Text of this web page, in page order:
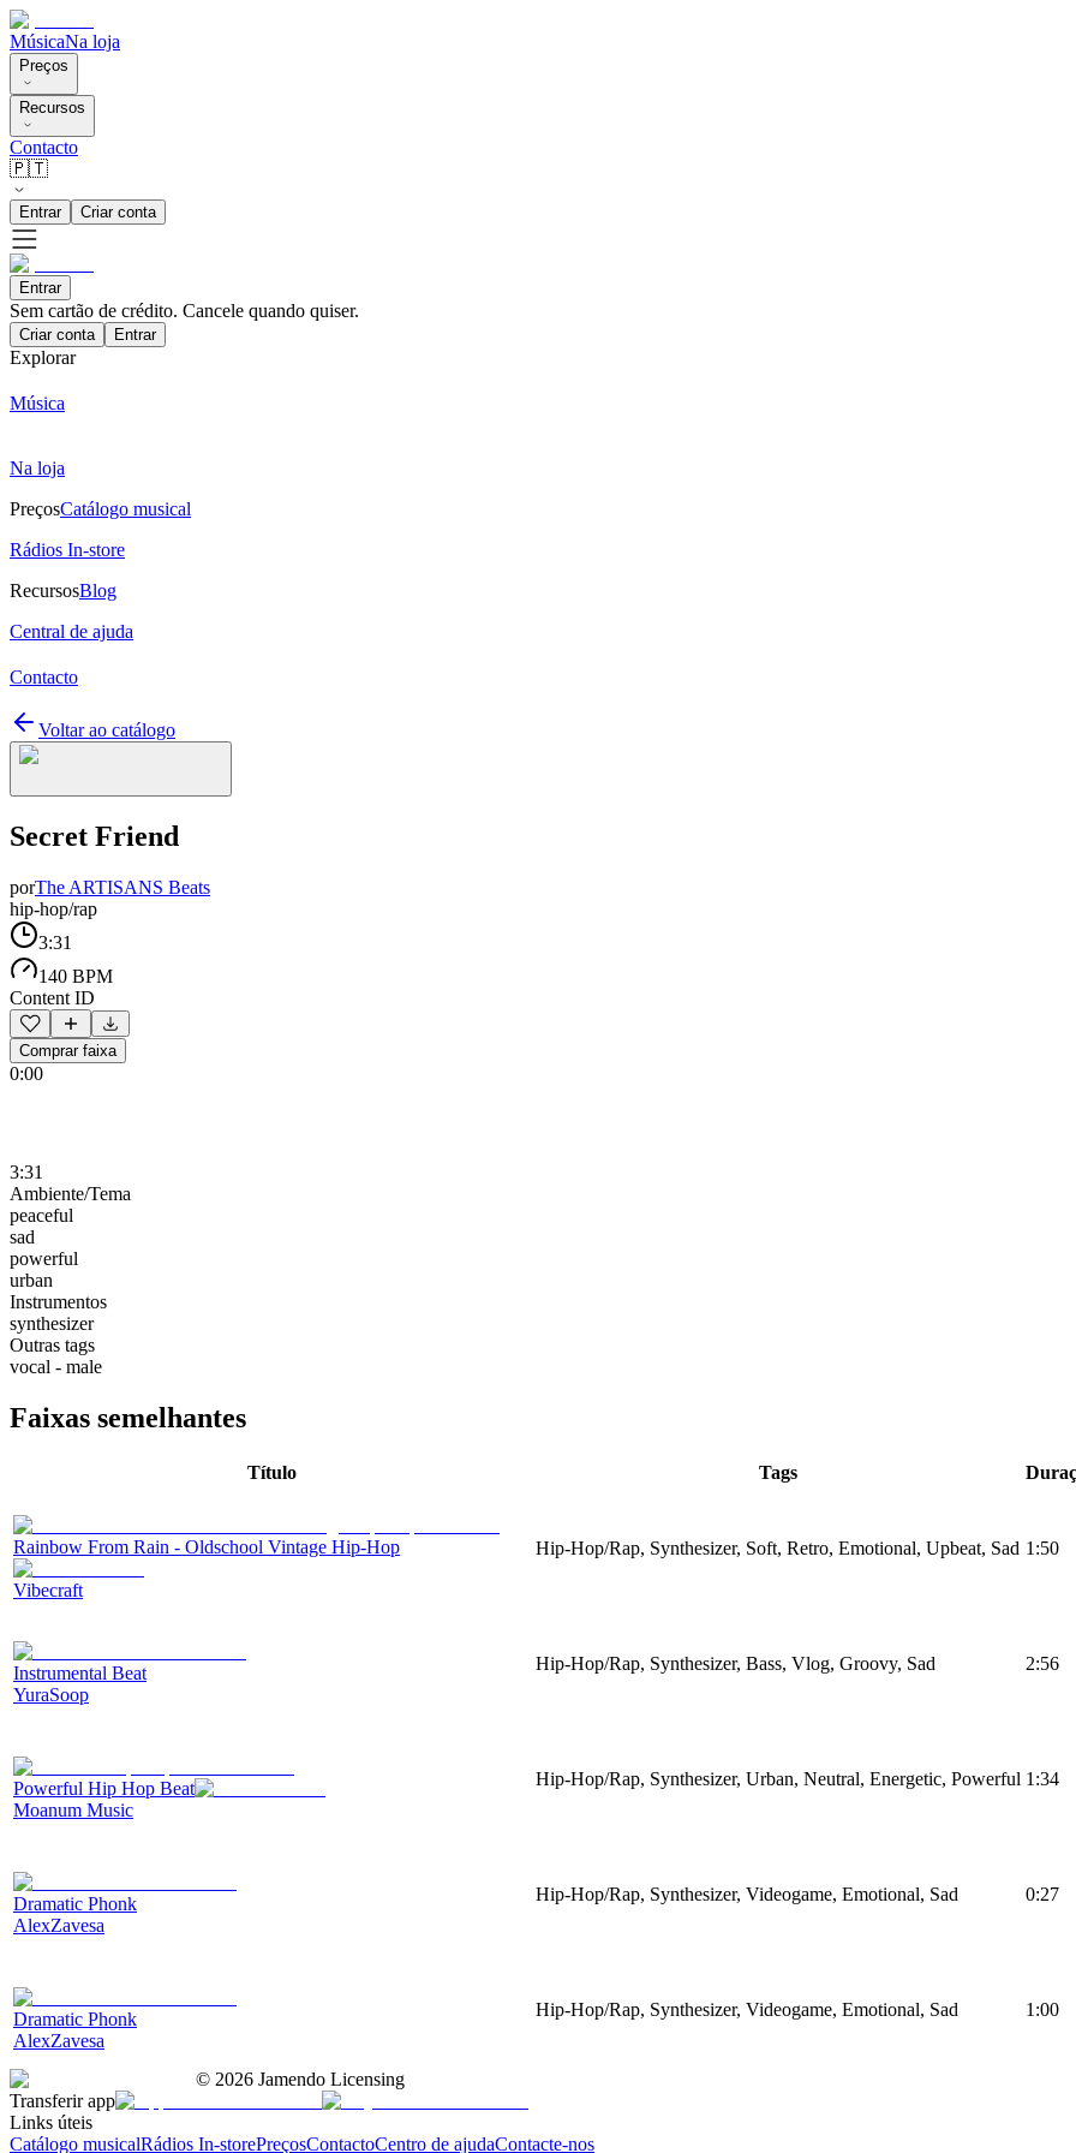
MúsicaNa loja
Preços
Recursos
Contacto
🇵🇹
Entrar Criar conta
Entrar
Sem cartão de crédito. Cancele quando quiser.
Criar conta Entrar
Explorar
Música
Na loja
PreçosCatálogo musical
Rádios In-store
RecursosBlog
Central de ajuda
Contacto
Voltar ao catálogo
Secret Friend
porThe ARTISANS Beats
hip-hop/rap
3:31
140 BPM
Content ID
Comprar faixa
0:00
3:31
Ambiente/Tema
peaceful
sad
powerful
urban
Instrumentos
synthesizer
Outras tags
vocal - male
Faixas semelhantes
Título Tags
Rainbow From Rain - Oldschool Vintage Hip-Hop
Vibecraft
Hip-Hop/Rap, Synthesizer, Soft, Retro, Emotional, Upbeat, Sad 1:50
Instrumental Beat
YuraSoop
Hip-Hop/Rap, Synthesizer, Bass, Vlog, Groovy, Sad 2:56
Powerful Hip Hop Beat
Moanum Music
Hip-Hop/Rap, Synthesizer, Urban, Neutral, Energetic, Powerful 1:34
Dramatic Phonk
AlexZavesa
Hip-Hop/Rap, Synthesizer, Videogame, Emotional, Sad 0:27
Dramatic Phonk
AlexZavesa
Hip-Hop/Rap, Synthesizer, Videogame, Emotional, Sad 1:00
© 2026 Jamendo Licensing
Transferir app
Links úteis
Catálogo musicalRádios In-storePreçosContactoCentro de ajudaContacte-nos